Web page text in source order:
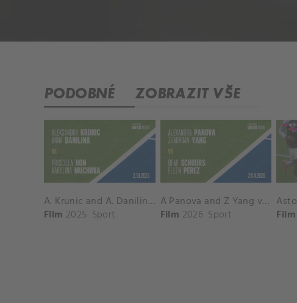
PODOBNÉ ZOBRAZIT VŠE
A. Krunic and A. Danilina vs. P. Hon and K. Muchova Match Highlights - BEIJING_Capital Group Diamond ( October 02, 2025)
Film 2025 Sport
A Panova and Z Yang vs D Schuurs and E Perez Match Highlights - MADRID_Court 8 ( April 24, 2026)
Film 2026 Sport
Film